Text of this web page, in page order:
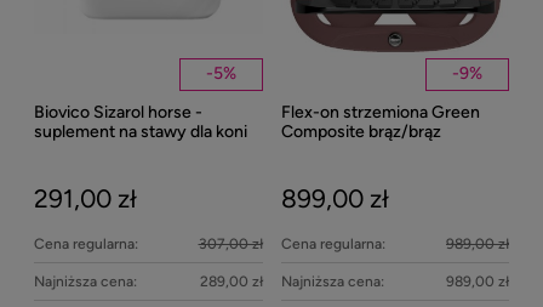
-5%
Biovico Sizarol horse -
suplement na stawy dla koni
291,00 zł
Cena regularna: 307,00 zł
Najniższa cena: 289,00 zł
-9%
Flex-on strzemiona Green
Composite brąz/brąz
899,00 zł
Cena regularna: 989,00 zł
Najniższa cena: 989,00 zł